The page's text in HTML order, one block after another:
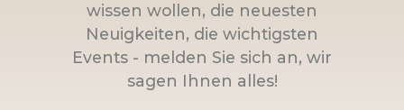
wissen wollen, die neuesten
Neuigkeiten, die wichtigsten
Events - melden Sie sich an, wir
sagen Ihnen alles!